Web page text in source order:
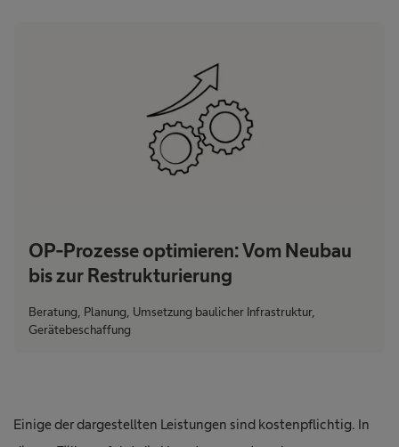
OP-Prozesse optimieren: Vom Neubau
bis zur Restrukturierung
Beratung, Planung, Umsetzung baulicher Infrastruktur,
Gerätebeschaffung
Einige der dargestellten Leistungen sind kostenpflichtig. In